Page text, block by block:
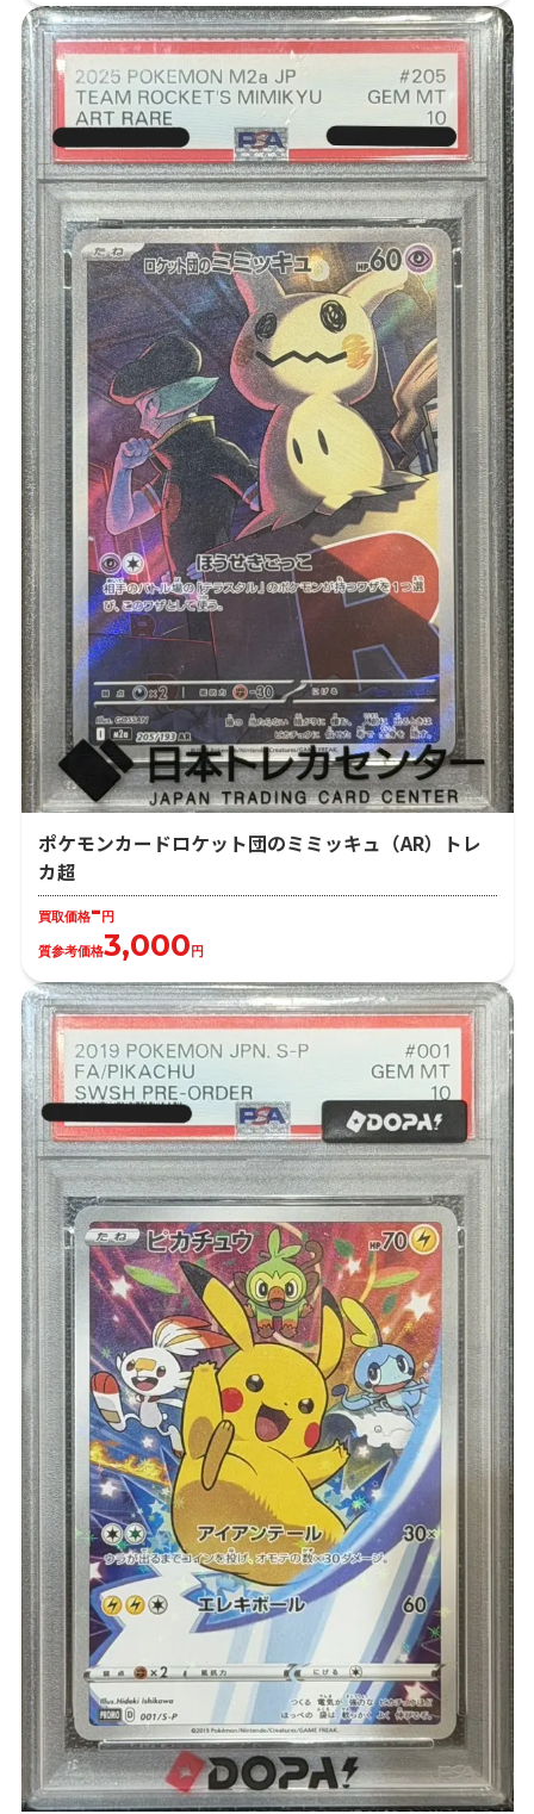
ポケモンカードロケット団のミミッキュ（AR）トレ
カ超
買取価格- 円
質参考価格3,000 円